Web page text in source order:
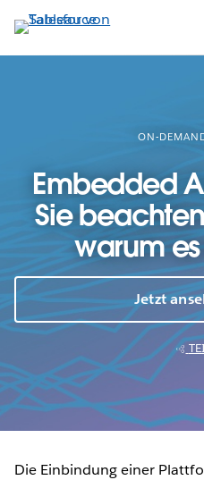
Direkt
zum
Inhalt
ON-
Embedded
Sie
warum
Jetzt
Die Einbindung einer